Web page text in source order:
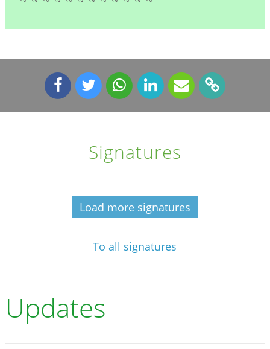
Signatures
Load more signatures
To all signatures
Updates